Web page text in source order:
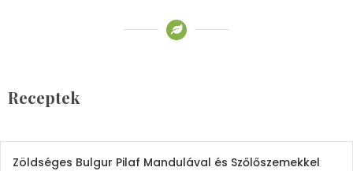
Receptek
2023.03.06.
Zöldséges Bulgur Pilaf Mandulával és Szőlőszemekkel